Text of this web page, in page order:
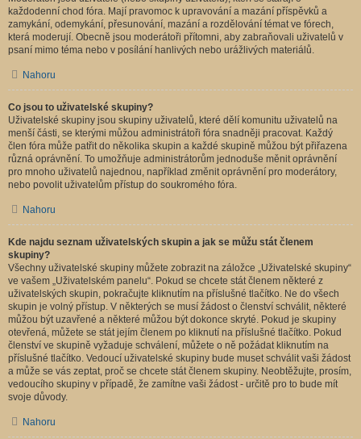
každodenní chod fóra. Mají pravomoc k upravování a mazání příspěvků a
zamykání, odemykání, přesunování, mazání a rozdělování témat ve fórech,
která moderují. Obecně jsou moderátoři přítomni, aby zabraňovali uživatelů v
psaní mimo téma nebo v posílání hanlivých nebo urážlivých materiálů.
Nahoru
Co jsou to uživatelské skupiny?
Uživatelské skupiny jsou skupiny uživatelů, které dělí komunitu uživatelů na
menší části, se kterými můžou administrátoři fóra snadněji pracovat. Každý
člen fóra může patřit do několika skupin a každé skupině můžou být přiřazena
různá oprávnění. To umožňuje administrátorům jednoduše měnit oprávnění
pro mnoho uživatelů najednou, například změnit oprávnění pro moderátory,
nebo povolit uživatelům přístup do soukromého fóra.
Nahoru
Kde najdu seznam uživatelských skupin a jak se můžu stát členem
skupiny?
Všechny uživatelské skupiny můžete zobrazit na záložce „Uživatelské skupiny“
ve vašem „Uživatelském panelu“. Pokud se chcete stát členem některé z
uživatelských skupin, pokračujte kliknutím na příslušné tlačítko. Ne do všech
skupin je volný přístup. V některých se musí žádost o členství schválit, některé
můžou být uzavřené a některé můžou být dokonce skryté. Pokud je skupiny
otevřená, můžete se stát jejím členem po kliknutí na příslušné tlačítko. Pokud
členství ve skupině vyžaduje schválení, můžete o ně požádat kliknutím na
příslušné tlačítko. Vedoucí uživatelské skupiny bude muset schválit vaši žádost
a může se vás zeptat, proč se chcete stát členem skupiny. Neobtěžujte, prosím,
vedoucího skupiny v případě, že zamítne vaši žádost - určitě pro to bude mít
svoje důvody.
Nahoru